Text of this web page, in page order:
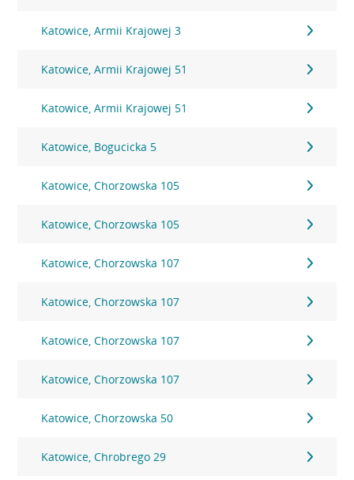
Katowice, Armii Krajowej 3
Katowice, Armii Krajowej 51
Katowice, Armii Krajowej 51
Katowice, Bogucicka 5
Katowice, Chorzowska 105
Katowice, Chorzowska 105
Katowice, Chorzowska 107
Katowice, Chorzowska 107
Katowice, Chorzowska 107
Katowice, Chorzowska 107
Katowice, Chorzowska 50
Katowice, Chrobrego 29